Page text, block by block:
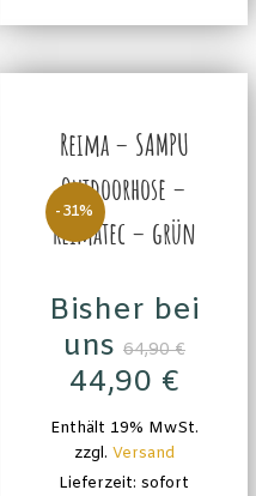
-31%
Reima – SAMPU
Outdoorhose –
Reimatec – grün
Bisher bei
uns 64,90€
44,90 €
Enthält 19% MwSt.
zzgl. Versand
Lieferzeit: sofort